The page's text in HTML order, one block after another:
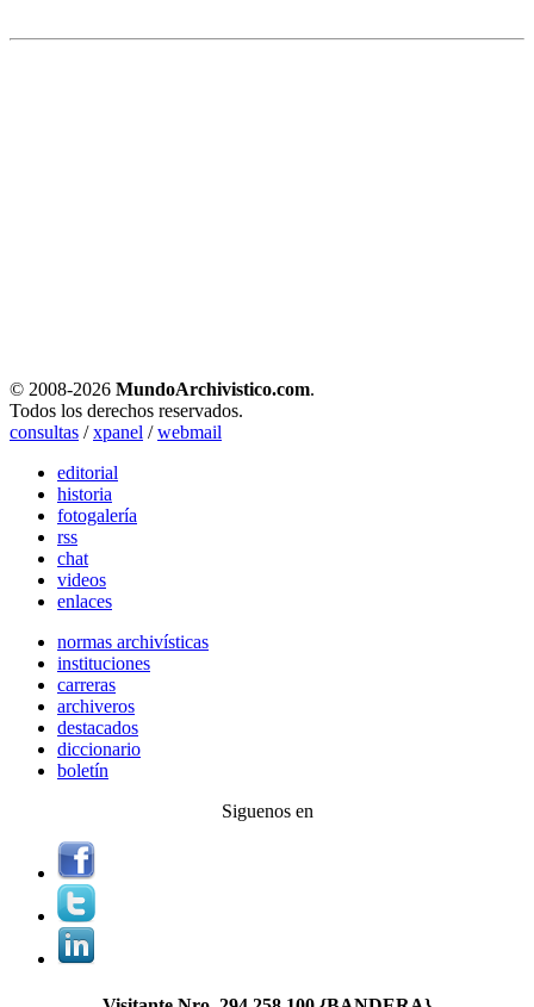
© 2008-2026 MundoArchivistico.com.
Todos los derechos reservados.
consultas /xpanel /webmail
editorial
historia
fotogalería
rss
chat
videos
enlaces
normas archivísticas
instituciones
carreras
archiveros
destacados
diccionario
boletín
Siguenos en